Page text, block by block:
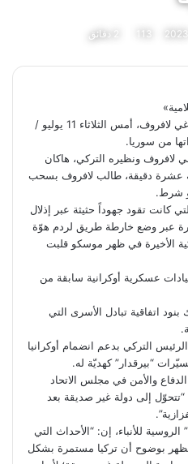
طالب وزير الخارجية الروسي، سيرغي لافروف، أمس الثلاثاء 11 يوليو /
لافروف ونظيره التركي، هاكان
عشرة دقيقة، طالب لافروف بسحب
شرط.
كانت تقود جهوداً حثيثة عبر إذلال
عبر وضع خارطة طريق لردم هوّة
الأخيرة في ظهر موسكو قلبت
عسكرية أوكرانية سابقة من
اتفاقية تبادل الأسرى التي
التركي بدعم انضمام أوكرانيا
“بيرقدار” كهديّة له.
والأمن في مجلس الاتحاد
“تتحوّل إلى دولة غير صديقة بعد
للأنباء، إن: “الأحداث التي
تُظهر بوضوح أن تركيا مستمرة بشكل